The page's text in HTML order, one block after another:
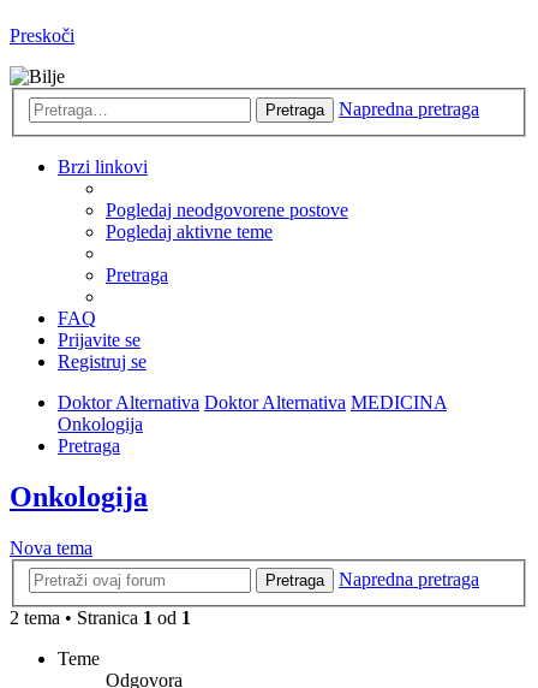
Preskoči
Pretraga Napredna pretraga
Brzi linkovi
Pogledaj neodgovorene postove
Pogledaj aktivne teme
Pretraga
FAQ
Prijavite se
Registruj se
Doktor Alternativa Doktor Alternativa MEDICINA
Onkologija
Pretraga
Onkologija
Nova tema
Pretraga
Napredna pretraga
2 tema • Stranica 1 od 1
Teme
Odgovora